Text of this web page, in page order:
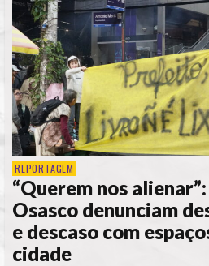
REPORTAGEM
“Querem nos
Osasco denunciam
e descaso com
cidade